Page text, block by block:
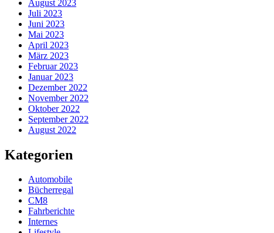
August 2023
Juli 2023
Juni 2023
Mai 2023
April 2023
März 2023
Februar 2023
Januar 2023
Dezember 2022
November 2022
Oktober 2022
September 2022
August 2022
Kategorien
Automobile
Bücherregal
CM8
Fahrberichte
Internes